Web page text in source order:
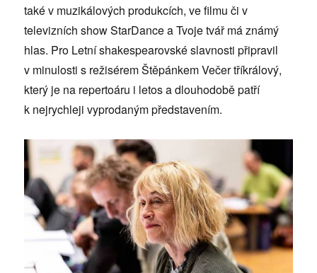
také v muzikálových produkcích, ve filmu či v
televizních show StarDance a Tvoje tvář má známý
hlas. Pro Letní shakespearovské slavnosti připravil
v minulosti s režisérem Štěpánkem Večer tříkrálový,
který je na repertoáru i letos a dlouhodobě patří
k nejrychleji vyprodaným představením.